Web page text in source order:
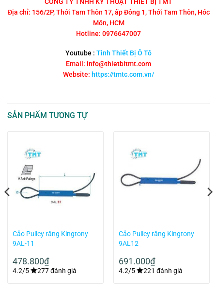
Địa chỉ: 156/2P, Thới Tam Thôn 17, ấp Đông 1, Thới Tam Thôn, Hóc
Môn, HCM
Hotline: 0976647007
Youtube : Tình Thiết Bị Ô Tô
Email: info@thietbitmt.com
Website: https://tmtc.com.vn/
SẢN PHẨM TƯƠNG TỰ
Cảo Pulley răng Kingtony
9AL-11
478.800₫
4.2/5 277 đánh giá
Cảo Pulley răng Kingtony
9AL12
691.000₫
4.2/5 221 đánh giá